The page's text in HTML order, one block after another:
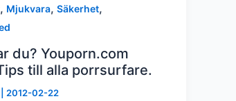
, Mjukvara,Säkerhet,
du? Youporn.com
till alla porrsurfare.
2012-02-22